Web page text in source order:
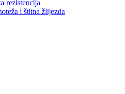
rezistencija
i štitna žlijezda